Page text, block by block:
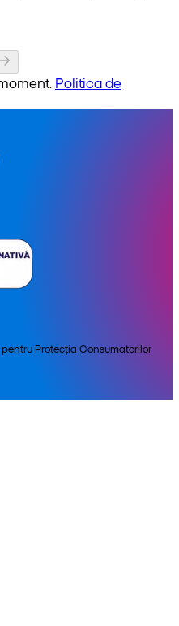
Politica de
Protecția Consumatorilor